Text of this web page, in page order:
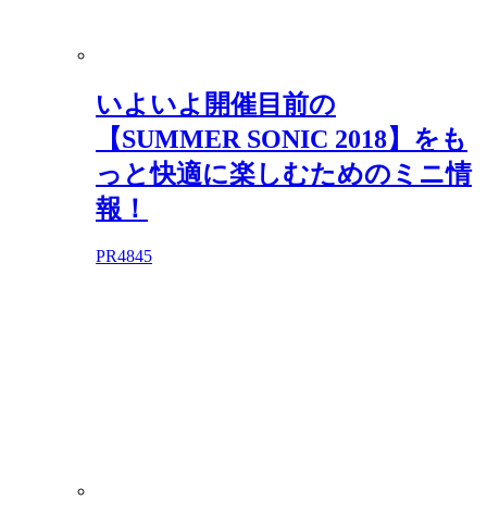
いよいよ開催目前の
【SUMMER SONIC 2018】をも
っと快適に楽しむためのミニ情
報！
PR4845